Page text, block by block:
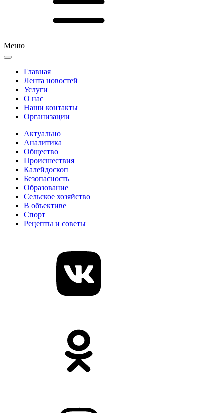
Меню
Главная
Лента новостей
Услуги
О нас
Наши контакты
Организации
Актуально
Аналитика
Общество
Происшествия
Калейдоскоп
Безопасность
Образование
Сельское хозяйство
В объективе
Спорт
Рецепты и советы